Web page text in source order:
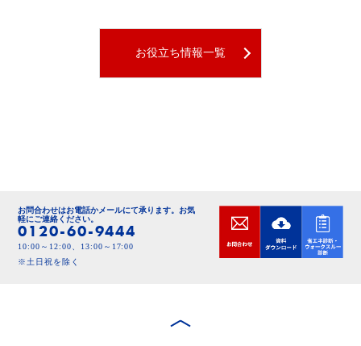
お役立ち情報一覧
お問合わせはお電話かメールにて承ります。 お気
軽にご連絡ください。
0120-60-9444
10:00～12:00、13:00～17:00
※土日祝を除く